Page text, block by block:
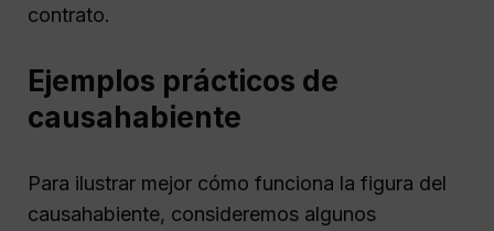
contrato.
Ejemplos prácticos de
causahabiente
Para ilustrar mejor cómo funciona la figura del
causahabiente, consideremos algunos